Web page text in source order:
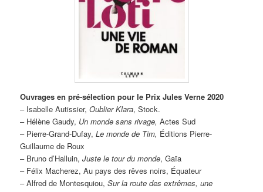
Ouvrages en pré-sélection pour le Prix Jules Verne 2020
– Isabelle Autissier, Oublier Klara, Stock.
– Hélène Gaudy, Un monde sans rivage,Actes Sud
– Pierre-Grand-Dufay,Le monde de Tim, Éditions Pierre-
Guillaume de Roux
– Bruno d’Halluin,Juste le tour du monde, Gaïa
– Félix Macherez, Au pays des rêves noirs, Équateur
– Alfred de Montesquiou,Sur la route des extrêmes, une